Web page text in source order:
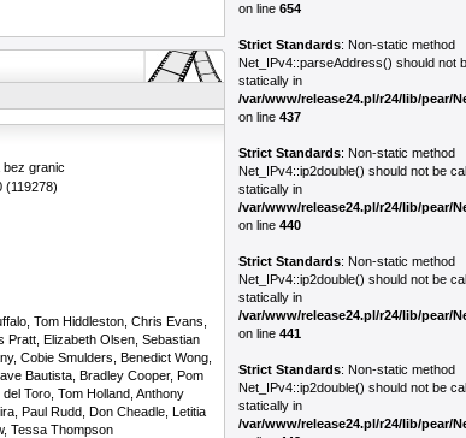
on line 654
Strict Standards: Non-static method
Net_IPv4::parseAddress() should not
statically in
/var/www/release24.pl/r24/lib/pear/
on line 437
Strict Standards: Non-static method
Net_IPv4::ip2double() should not be
statically in
/var/www/release24.pl/r24/lib/pear/
on line 440
Strict Standards: Non-static method
Net_IPv4::ip2double() should not be
statically in
/var/www/release24.pl/r24/lib/pear/
on line 441
Strict Standards: Non-static method
Net_IPv4::ip2double() should not be
statically in
/var/www/release24.pl/r24/lib/pear/
bez granic
(119278)
Tom Hiddleston, Chris Evans,
Pratt, Elizabeth Olsen, Sebastian
Cobie Smulders, Benedict Wong,
Bautista, Bradley Cooper, Pom
Toro, Tom Holland, Anthony
Paul Rudd, Don Cheadle, Letitia
Tessa Thompson